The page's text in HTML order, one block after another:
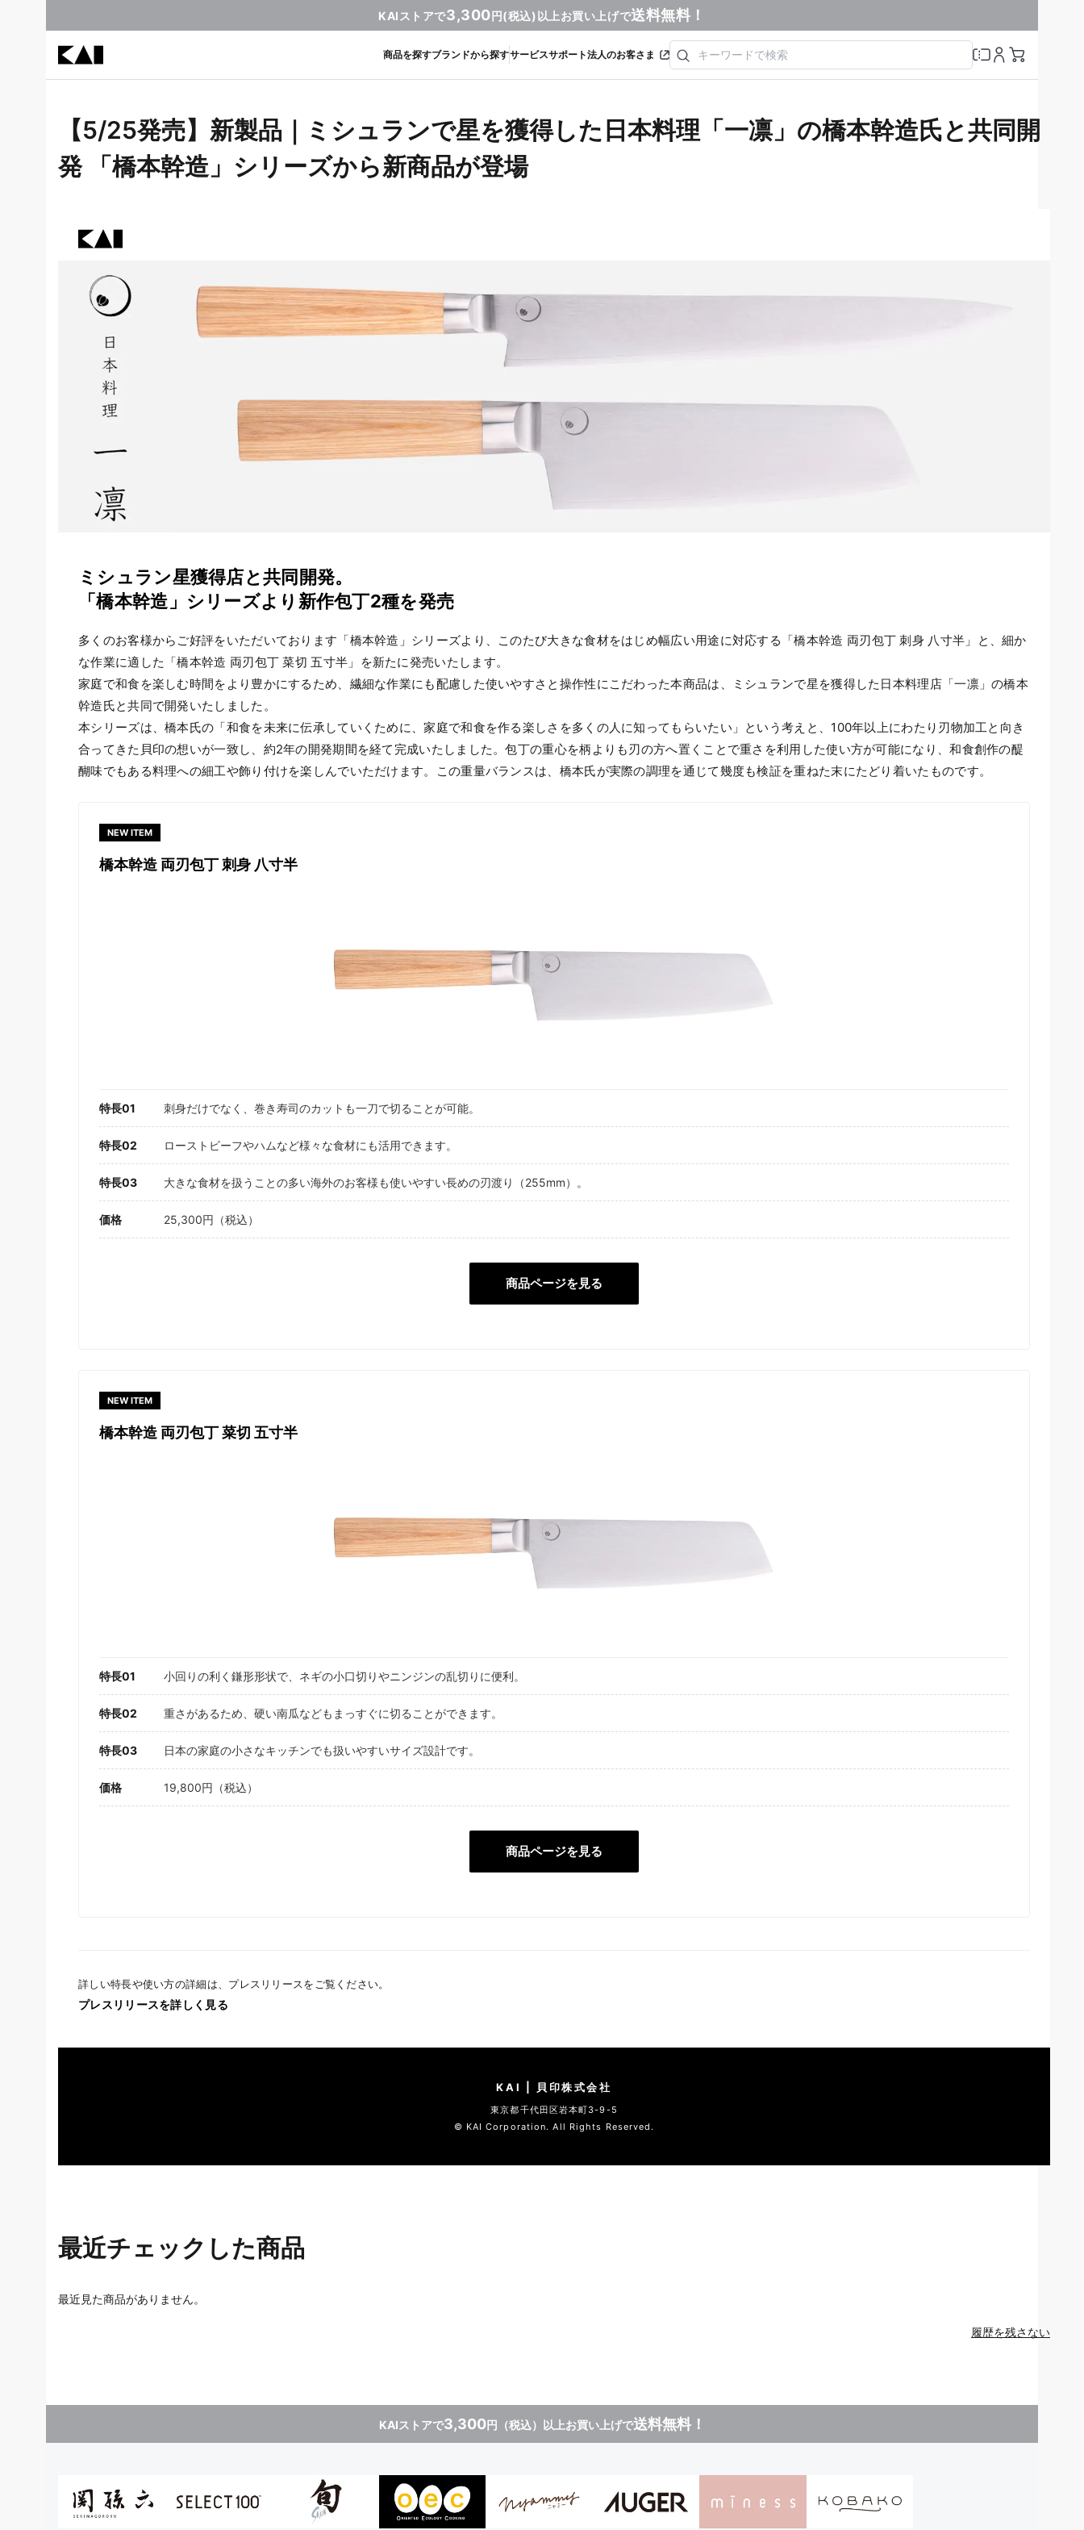
KAIストアで3,300円(税込)以上お買い上げで送料無料！
商品を探すブランドから探すサービスサポート法人のお客さま
【5/25発売】新製品｜ミシュランで星を獲得した日本料理「一凛」の橋本幹造氏と共同開
発 「橋本幹造」シリーズから新商品が登場
ミシュラン星獲得店と共同開発。
「橋本幹造」シリーズより新作包丁2種を発売
多くのお客様からご好評をいただいております「橋本幹造」シリーズより、このたび大きな食材をはじめ幅広い用途に対応する 「橋本幹造 両刃包丁 刺身 八寸半」
と、細か
な作業に適した 「橋本幹造 両刃包丁 菜切 五寸半」
を新たに発売いたします。
家庭で和食を楽しむ時間をより豊かにするため、繊細な作業にも配慮した使いやすさと操作性にこだわった本商品は、ミシュランで星を獲得した日本料理店「一凛」の橋本
幹造氏と共同で開発いたしました。
本シリーズは、橋本氏の「和食を未来に伝承していくために、家庭で和食を作る楽しさを多くの人に知ってもらいたい」という考えと、100年以上にわたり刃物加工と向き
合ってきた貝印の想いが一致し、約2年の開発期間を経て完成いたしました。包丁の重心を柄よりも刃の方へ置くことで重さを利用した使い方が可能になり、和食創作の醍
醐味でもある料理への細工や飾り付けを楽しんでいただけます。この重量バランスは、橋本氏が実際の調理を通じて幾度も検証を重ねた末にたどり着いたものです。
NEW ITEM
橋本幹造 両刃包丁 刺身 八寸半
特長01 刺身だけでなく、巻き寿司のカットも一刀で切ることが可能。
特長02 ローストビーフやハムなど様々な食材にも活用できます。
特長03 大きな食材を扱うことの多い海外のお客様も使いやすい長めの刃渡り（255mm）。
価格 25,300円（税込）
商品ページを見る
NEW ITEM
橋本幹造 両刃包丁 菜切 五寸半
特長01 小回りの利く鎌形形状で、ネギの小口切りやニンジンの乱切りに便利。
特長02 重さがあるため、硬い南瓜などもまっすぐに切ることができます。
特長03 日本の家庭の小さなキッチンでも扱いやすいサイズ設計です。
価格 19,800円（税込）
商品ページを見る
詳しい特長や使い方の詳細は、プレスリリースをご覧ください。
プレスリリースを詳しく見る
KAI | 貝印株式会社
東京都千代田区岩本町3-9-5
© KAI Corporation. All Rights Reserved.
最近チェックした商品
最近見た商品がありません。
履歴を残さない
KAIストアで3,300円（税込）以上お買い上げで送料無料！